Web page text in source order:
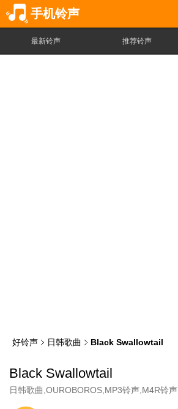
手机铃声
最新铃声 推荐铃声
好铃声 日韩歌曲 Black Swallowtail
Black Swallowtail
日韩歌曲 OUROBOROS MP3铃声 M4R铃声